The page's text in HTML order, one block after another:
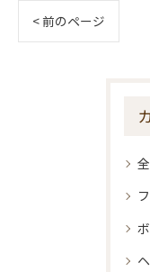
< 前のページ